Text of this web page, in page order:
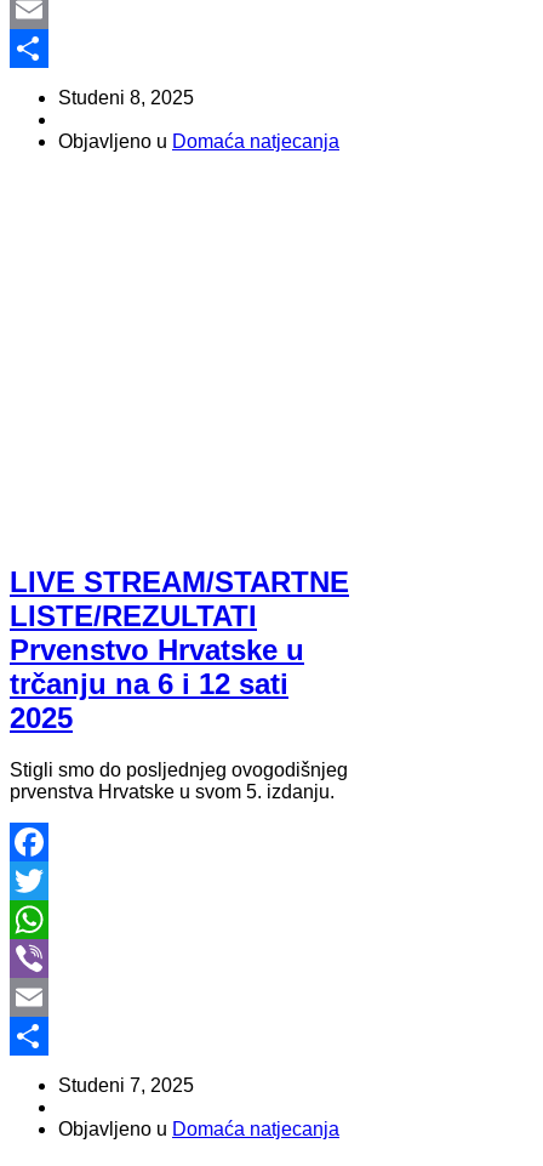
Viber
Email
Share
Studeni 8, 2025
Objavljeno u Domaća natjecanja
LIVE STREAM/STARTNE
LISTE/REZULTATI
Prvenstvo Hrvatske u
trčanju na 6 i 12 sati
2025
Stigli smo do posljednjeg ovogodišnjeg
prvenstva Hrvatske u svom 5. izdanju.
Facebook
Twitter
WhatsApp
Viber
Email
Share
Studeni 7, 2025
Objavljeno u Domaća natjecanja